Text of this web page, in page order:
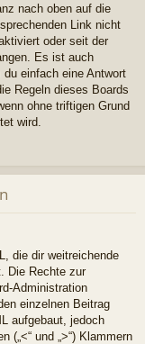
nach oben auf die
Link nicht
oder seit der
Es ist auch
einfach eine Antwort
Regeln dieses Boards
ohne triftigen Grund
wird.
die dir weitreichende
Die Rechte zur
Administration
einzelnen Beitrag
aufgebaut, jedoch
(„<“ und „>“) Klammern